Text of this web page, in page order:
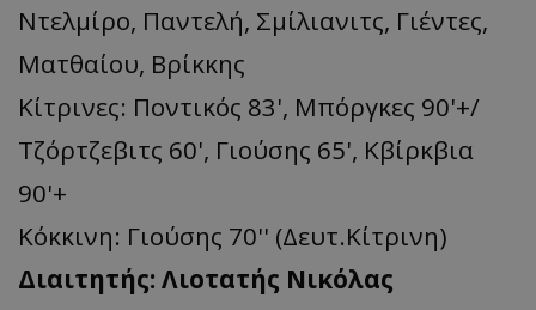
Ντελμίρο, Παντελή, Σμίλιανιτς, Γιέντες,
Ματθαίου, Βρίκκης
Κίτρινες: Ποντικός 83', Μπόργκες 90'+/
Τζόρτζεβιτς 60', Γιούσης 65', Κβίρκβια
90'+
Κόκκινη: Γιούσης 70'' (Δευτ.Κίτρινη)
Διαιτητής: Λιοτατής Νικόλας